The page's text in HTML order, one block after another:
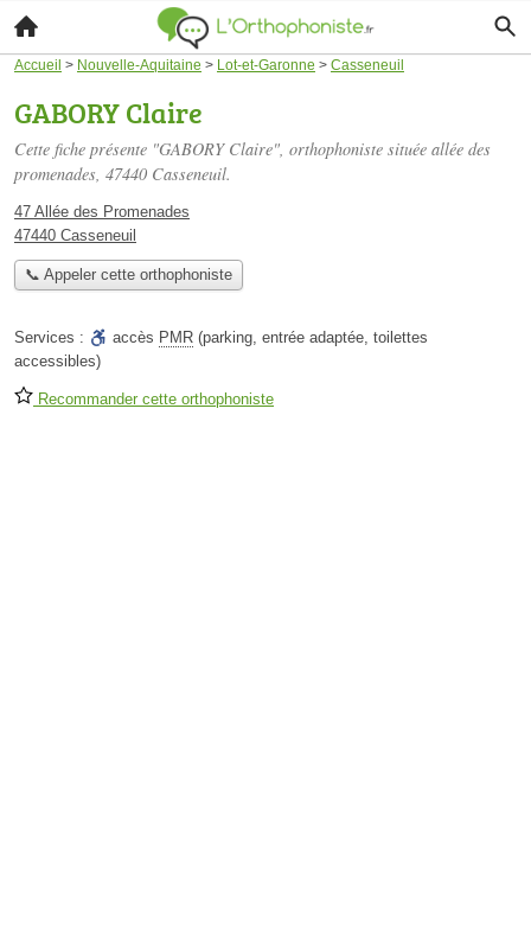
Accueil > Nouvelle-Aquitaine > Lot-et-Garonne > Casseneuil
GABORY Claire
Cette fiche présente "GABORY Claire", orthophoniste située allée des
promenades, 47440 Casseneuil.
47 Allée des Promenades
47440 Casseneuil
📞 Appeler cette orthophoniste
Services : accès PMR (parking, entrée adaptée, toilettes
accessibles)
Recommander cette orthophoniste